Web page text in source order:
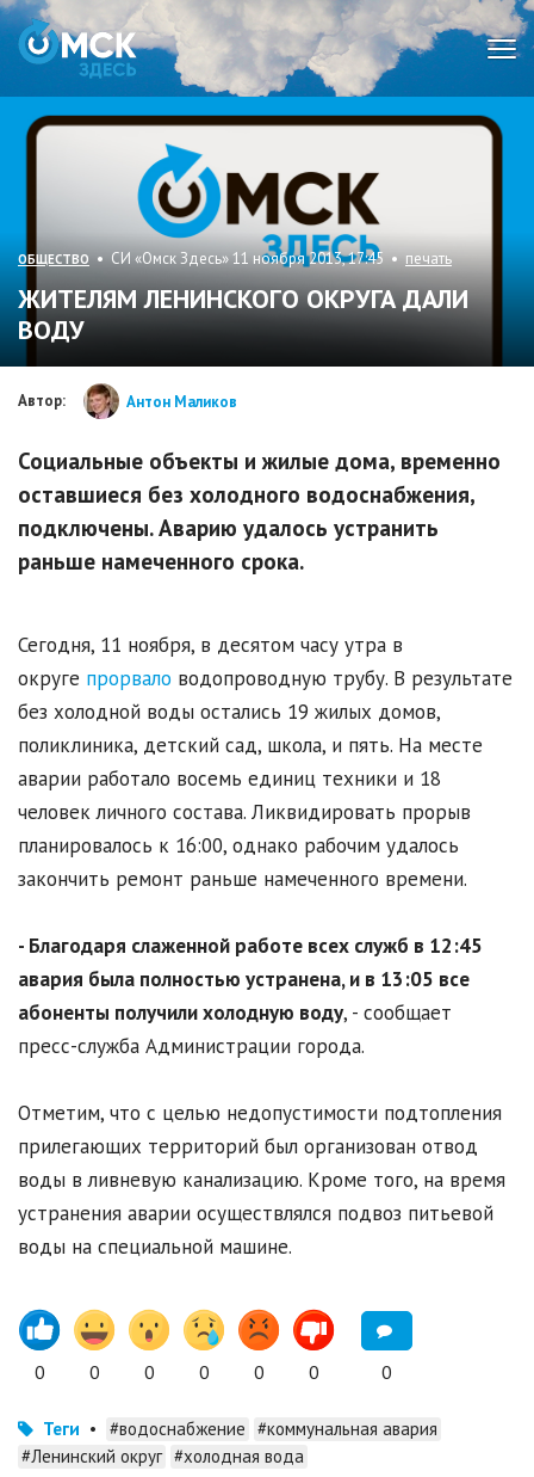
ОБЩЕСТВО • СИ «Омск Здесь» 11 ноября 2013, 17:45 • печать
ЖИТЕЛЯМ ЛЕНИНСКОГО ОКРУГА ДАЛИ
ВОДУ
Автор: Антон Маликов
Социальные объекты и жилые дома, временно
оставшиеся без холодного водоснабжения,
подключены. Аварию удалось устранить
раньше намеченного срока.
Сегодня, 11 ноября, в десятом часу утра в
округе прорвало водопроводную трубу. В результате
без холодной воды остались 19 жилых домов,
поликлиника, детский сад, школа, и пять. На месте
аварии работало восемь единиц техники и 18
человек личного состава. Ликвидировать прорыв
планировалось к 16:00, однако рабочим удалось
закончить ремонт раньше намеченного времени.
- Благодаря слаженной работе всех служб в 12:45
авария была полностью устранена, и в 13:05 все
абоненты получили холодную воду, - сообщает
пресс-служба Администрации города.
Отметим, что с целью недопустимости подтопления
прилегающих территорий был организован отвод
воды в ливневую канализацию. Кроме того, на время
устранения аварии осуществлялся подвоз питьевой
воды на специальной машине.
0 0 0 0 0 0 0
Теги • #водоснабжение #коммунальная авария
#Ленинский округ #холодная вода